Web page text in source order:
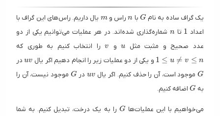
یک گراف ساده به نامG
G با
n
nراس و
m
m یال داریم. راس‌های این گراف با
اعداد 1 تا
n
n شماره‌گذاری شده‌اند. در هر عملیات می‌توانیم یکی از دو
عدد صحیح و مثبت مثل
uو vرا انتخاب کنیم به طوری که
1 ≤ u ≠ v ≤ n و یکی از دو عملیات زیر را انجام دهیم اگر یال
uv
uv در
Gموجود است، آن را حذف کنیم. اگر یال
uv
uv درG
G موجود نیست، آن را
به
G
G اضافه کنیم.
می‌خواهیم با این عملیات‌هاG
G را به یک درخت، تبدیل کنیم. به شما